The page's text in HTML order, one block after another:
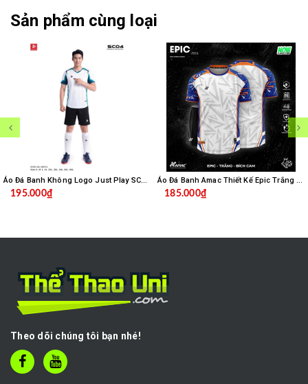
Sản phẩm cùng loại
Áo Đá Banh Không Logo Just Play SC04 - Trắng
195.000₫
Áo Đá Banh Amac Thiết Kế Epic Trắng Bích
185.000₫
Theo dõi chúng tôi bạn nhé!